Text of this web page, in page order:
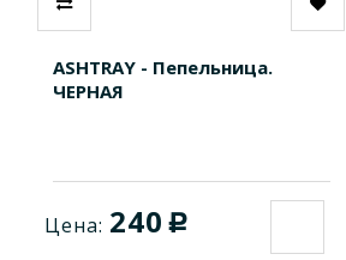
ASHTRAY - Пепельница.
ЧЕРНАЯ
Цена: 240 c